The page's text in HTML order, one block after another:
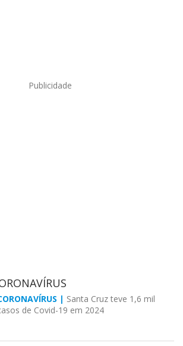
Publicidade
| Santa Cruz teve 1,6 mil
de Covid-19 em 2024